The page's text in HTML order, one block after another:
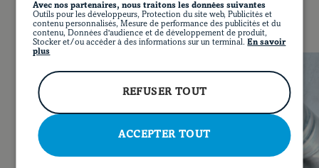
FACEBOOKINSTAGRAMPINTEREST
légume vert ou une salade verte. Servir avec le jus de
cuisson.
Avec nos partenaires, nous traitons les données suivantes
Outils pour les développeurs, Protection du site web, Publicités et
contenu personnalisés, Mesure de performance des publicités et du
contenu, Données d'audience et de développement de produit,
Stocker et/ou accéder à des informations sur un terminal. En savoir
plus
ACCEPTER TOUT
REFUSER TOUT